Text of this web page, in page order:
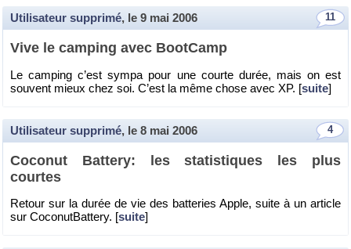
11
Utilisateur supprimé, le 9 mai 2006
Vive le cam­ping avec Boot­Camp
Le cam­ping c’est sympa pour une courte durée, mais on est
sou­vent mieux chez soi. C’est la même chose avec XP. [suite]
4
Utilisateur supprimé, le 8 mai 2006
Co­co­nut Bat­tery: les sta­tis­tiques les plus
courtes
Re­tour sur la durée de vie des bat­te­ries Apple, suite à un ar­ticle
sur Co­co­nut­Bat­tery. [suite]